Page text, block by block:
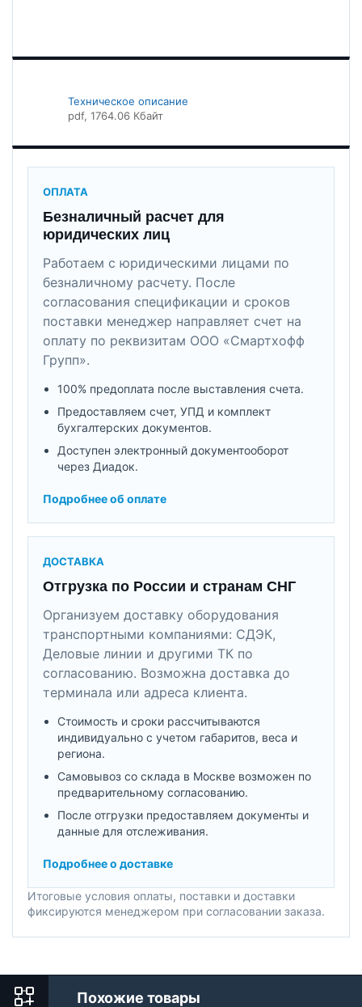
Техническое описание
pdf, 1764.06 Кбайт
ОПЛАТА
Безналичный расчет для
юридических лиц
Работаем с юридическими лицами по
безналичному расчету. После
согласования спецификации и сроков
поставки менеджер направляет счет на
оплату по реквизитам ООО «Смартхофф
Групп».
100% предоплата после выставления счета.
Предоставляем счет, УПД и комплект
бухгалтерских документов.
Доступен электронный документооборот
через Диадок.
Подробнее об оплате
ДОСТАВКА
Отгрузка по России и странам СНГ
Организуем доставку оборудования
транспортными компаниями: СДЭК,
Деловые линии и другими ТК по
согласованию. Возможна доставка до
терминала или адреса клиента.
Стоимость и сроки рассчитываются
индивидуально с учетом габаритов, веса и
региона.
Самовывоз со склада в Москве возможен по
предварительному согласованию.
После отгрузки предоставляем документы и
данные для отслеживания.
Подробнее о доставке
Итоговые условия оплаты, поставки и доставки
фиксируются менеджером при согласовании заказа.
Похожие товары